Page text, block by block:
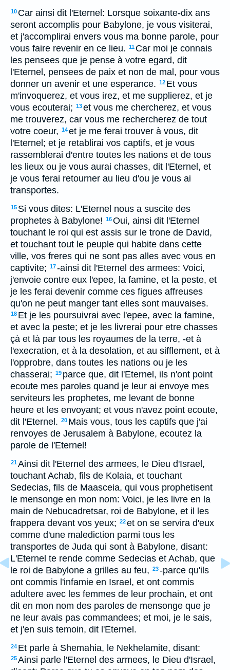
10 Car ainsi dit l'Eternel: Lorsque soixante-dix ans
seront accomplis pour Babylone, je vous visiterai,
et j'accomplirai envers vous ma bonne parole, pour
vous faire revenir en ce lieu. 11 Car moi je connais
les pensees que je pense à votre egard, dit
l'Eternel, pensees de paix et non de mal, pour vous
donner un avenir et une esperance. 12 Et vous
m'invoquerez, et vous irez, et me supplierez, et je
vous ecouterai; 13et vous me chercherez, et vous
me trouverez, car vous me rechercherez de tout
votre coeur, 14et je me ferai trouver à vous, dit
l'Eternel; et je retablirai vos captifs, et je vous
rassemblerai d'entre toutes les nations et de tous
les lieux ou je vous aurai chasses, dit l'Eternel, et
je vous ferai retourner au lieu d'ou je vous ai
transportes.
15 Si vous dites: L'Eternel nous a suscite des
prophetes à Babylone! 16Oui, ainsi dit l'Eternel
touchant le roi qui est assis sur le trone de David,
et touchant tout le peuple qui habite dans cette
ville, vos freres qui ne sont pas alles avec vous en
captivite; 17-ainsi dit l'Eternel des armees: Voici,
j'envoie contre eux l'epee, la famine, et la peste, et
je les ferai devenir comme ces figues affreuses
qu'on ne peut manger tant elles sont mauvaises.
18 Et je les poursuivrai avec l'epee, avec la famine,
et avec la peste; et je les livrerai pour etre chasses
çà et là par tous les royaumes de la terre, -et à
l'execration, et à la desolation, et au sifflement, et à
l'opprobre, dans toutes les nations ou je les
chasserai; 19 parce que, dit l'Eternel, ils n'ont point
ecoute mes paroles quand je leur ai envoye mes
serviteurs les prophetes, me levant de bonne
heure et les envoyant; et vous n'avez point ecoute,
dit l'Eternel. 20 Mais vous, tous les captifs que j'ai
renvoyes de Jerusalem à Babylone, ecoutez la
parole de l'Eternel!
21Ainsi dit l'Eternel des armees, le Dieu d'Israel,
touchant Achab, fils de Kolaia, et touchant
Sedecias, fils de Maasceia, qui vous prophetisent
le mensonge en mon nom: Voici, je les livre en la
main de Nebucadretsar, roi de Babylone, et il les
frappera devant vos yeux; 22et on se servira d'eux
comme d'une malediction parmi tous les
transportes de Juda qui sont à Babylone, disant:
L'Eternel te rende comme Sedecias et Achab, que
le roi de Babylone a grilles au feu, 23-parce qu'ils
ont commis l'infamie en Israel, et ont commis
adultere avec les femmes de leur prochain, et ont
dit en mon nom des paroles de mensonge que je
ne leur avais pas commandees; et moi, je le sais,
et j'en suis temoin, dit l'Eternel.
24 Et parle à Shemahia, le Nekhelamite, disant:
25Ainsi parle l'Eternel des armees, le Dieu d'Israel,